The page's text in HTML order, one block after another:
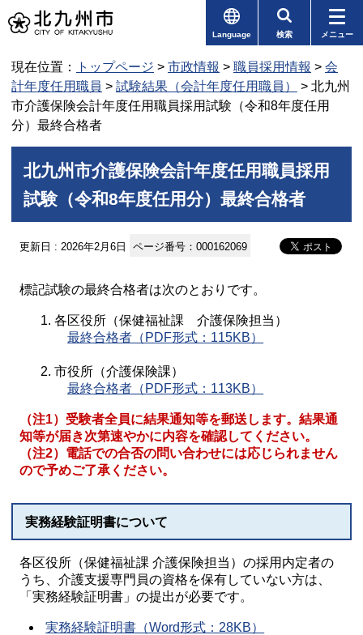
Language 検索 メニュー
現在位置： トップページ > 市政情報 > 職員採用情報 > 会
計年度任用職員 > 試験結果（会計年度任用職員）
> 北九州
市介護保険会計年度任用職員採用試験（令和8年度任用
分）最終合格者
北九州市介護保険会計年度任用職員採用
試験（令和8年度任用分）最終合格者
更新日 : 2026年2月6日 ページ番号：000162069
標記試験の最終合格者は次のとおりです。
各区役所（保健福祉課 介護保険担当）
最終合格者（PDF形式：115KB）
市役所（介護保険課）
最終合格者（PDF形式：113KB）
（注1）受験者全員に結果通知等を郵送します。結果通
知等が届き次第速やかに内容を確認してください。
（注2）電話での合否の問い合わせには応じられません
ので予めご了承ください。
実務経験証明書について
各区役所（保健福祉課 介護保険担当）の採用内定者の
うち、介護支援専門員の資格を保有していない方は、
「実務経験証明書」の提出が必要です。
実務経験証明書（Word形式：28KB）